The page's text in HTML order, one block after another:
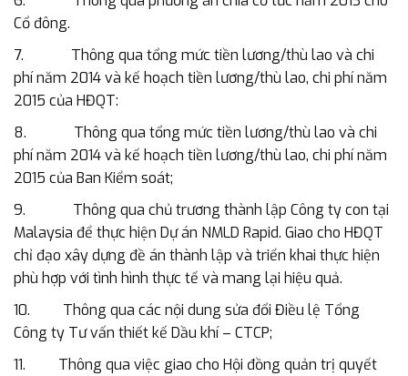
Cổ đông.
7. Thông qua tổng mức tiền lương/thù lao và chi
phí năm 2014 và kế hoạch tiền lương/thù lao, chi phí năm
2015 của HĐQT:
8. Thông qua tổng mức tiền lương/thù lao và chi
phí năm 2014 và kế hoạch tiền lương/thù lao, chi phí năm
2015 của Ban Kiểm soát;
9. Thông qua chủ trương thành lập Công ty con tại
Malaysia để thực hiện Dự án NMLD Rapid. Giao cho HĐQT
chỉ đạo xây dựng đề án thành lập và triển khai thực hiện
phù hợp với tình hình thực tế và mang lại hiệu quả.
10. Thông qua các nội dung sửa đổi Điều lệ Tổng
Công ty Tư vấn thiết kế Dầu khí – CTCP;
11. Thông qua việc giao cho Hội đồng quản trị quyết